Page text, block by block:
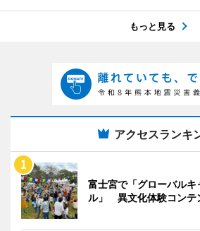
もっと見る
アクセスランキ
富士宮で「グローバル
ル」 異文化体験コンテ